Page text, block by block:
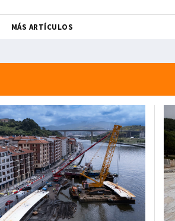
y automatización de procesos.
MÁS ARTÍCULOS